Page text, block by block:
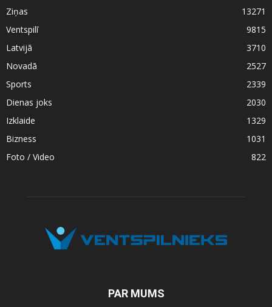
Ziņas
13271
Ventspilī
9815
Latvijā
3710
Novadā
2527
Sports
2339
Dienas joks
2030
Izklaide
1329
Bizness
1031
Foto / Video
822
PAR MUMS